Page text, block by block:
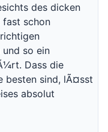
des dicken
fast schon
und so ein
Dass die
besten sind, lÃ¤sst
absolut